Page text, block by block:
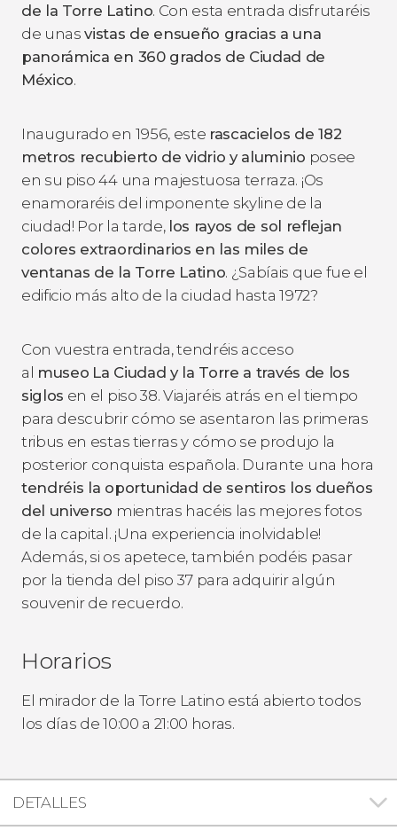
de la Torre Latino. Con esta entrada disfrutaréis
de unasvistas de ensueño gracias a una
panorámica en 360 grados de Ciudad de
México.
Inaugurado en 1956, este rascacielos de 182
metros recubierto de vidrio y aluminio posee
en su piso 44 una majestuosa terraza. ¡Os
enamoraréis del imponente skyline de la
ciudad! Por la tarde, los rayos de sol reflejan
colores extraordinarios en las miles de
ventanas de la Torre Latino. ¿Sabíais que fue el
edificio más alto de la ciudad hasta 1972?
Con vuestra entrada, tendréis acceso
al museo La Ciudad y la Torre a través de los
siglos en el piso 38. Viajaréis atrás en el tiempo
para descubrir cómo se asentaron las primeras
tribus en estas tierras y cómo se produjo la
posterior conquista española. Durante una hora
tendréis la oportunidad de sentiros los dueños
del universo mientras hacéis las mejores fotos
de la capital. ¡Una experiencia inolvidable!
Además, si os apetece, también podéis pasar
por la tienda del piso 37 para adquirir algún
souvenirde recuerdo.
Horarios
El mirador de la Torre Latino está abierto todos
los días de 10:00 a 21:00 horas.
DETALLES